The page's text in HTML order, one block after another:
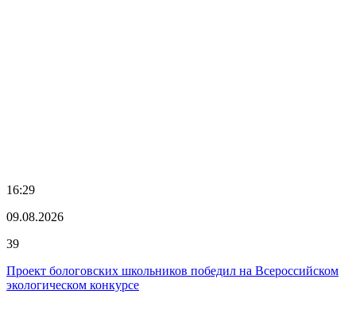
16:29
09.08.2026
39
Проект бологовских школьников победил на Всероссийском
экологическом конкурсе